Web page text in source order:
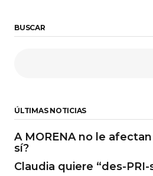
BUSCAR
ÚLTIMAS NOTICIAS
A MORENA no le
sí?
Claudia quiere “des-PRI-